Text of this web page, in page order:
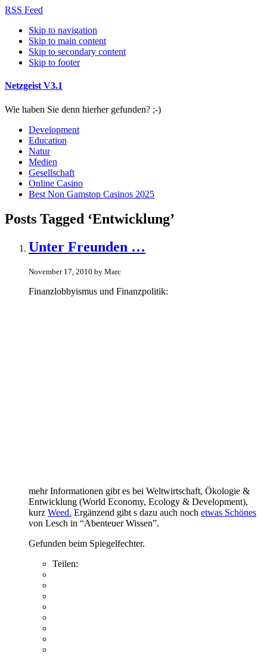
RSS Feed
Skip to navigation
Skip to main content
Skip to secondary content
Skip to footer
Netzgeist V3.1
Wie haben Sie denn hierher gefunden? ;-)
Development
Education
Natur
Medien
Gesellschaft
Online Casino
Best Non Gamstop Casinos 2025
Posts Tagged ‘Entwicklung’
Unter Freunden …
November 17, 2010 by Marc
Finanzlobbyismus und Finanzpolitik:
mehr Informationen gibt es bei Weltwirtschaft, Ökologie &
Entwicklung (World Economy, Ecology & Development),
kurz Weed. Ergänzend gibt s dazu auch noch etwas Schönes
von Lesch in “Abenteuer Wissen”.
Gefunden beim Spiegelfechter.
Teilen: